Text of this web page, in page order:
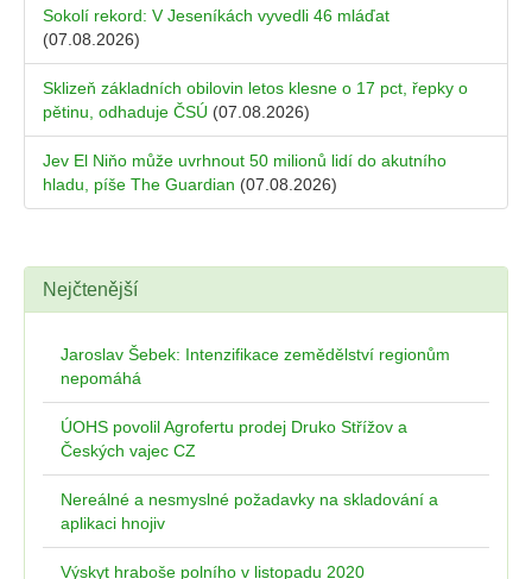
Sokolí rekord: V Jeseníkách vyvedli 46 mláďat
(07.08.2026)
Sklizeň základních obilovin letos klesne o 17 pct, řepky o
pětinu, odhaduje ČSÚ (07.08.2026)
Jev El Niňo může uvrhnout 50 milionů lidí do akutního
hladu, píše The Guardian (07.08.2026)
Nejčtenější
Jaroslav Šebek: Intenzifikace zemědělství regionům
nepomáhá
ÚOHS povolil Agrofertu prodej Druko Střížov a
Českých vajec CZ
Nereálné a nesmyslné požadavky na skladování a
aplikaci hnojiv
Výskyt hraboše polního v listopadu 2020